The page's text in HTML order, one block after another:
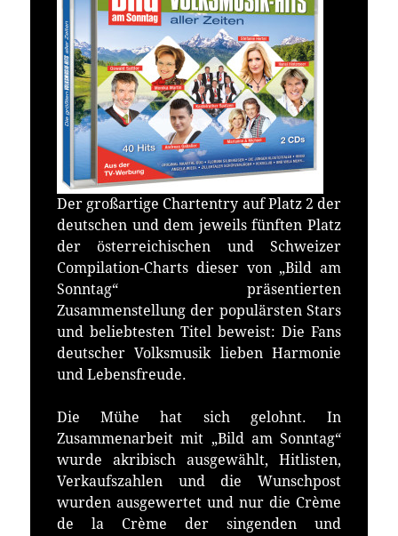
Der großartige Chartentry auf Platz 2 der
deutschen und dem jeweils fünften Platz
der österreichischen und Schweizer
Compilation-Charts dieser von „Bild am
Sonntag“ präsentierten
Zusammenstellung der populärsten Stars
und beliebtesten Titel beweist: Die Fans
deutscher Volksmusik lieben Harmonie
und Lebensfreude.
Die Mühe hat sich gelohnt. In
Zusammenarbeit mit „Bild am Sonntag“
wurde akribisch ausgewählt, Hitlisten,
Verkaufszahlen und die Wunschpost
wurden ausgewertet und nur die Crème
de la Crème der singenden und